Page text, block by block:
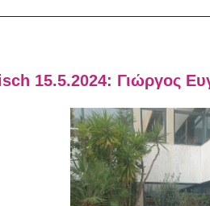
15.5.2024: Γιώργος